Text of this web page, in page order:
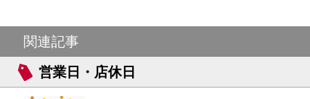
関連記事
営業日・店休日